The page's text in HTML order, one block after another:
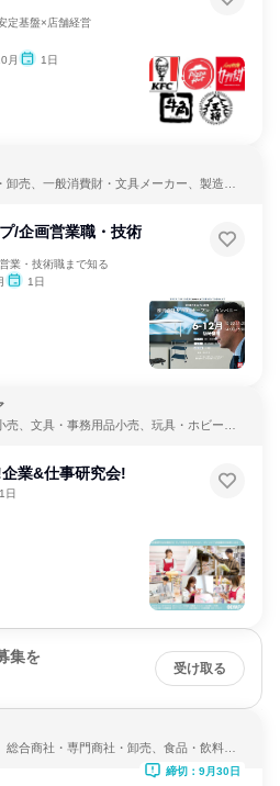
定基盤×店舗経営
月 1日
売、一般消費財・文具メーカー、製造・
/企画営業職・技術
業・技術職まで知る
1日
、文具・事務用品小売、玩具・ホビー用
企業&仕事研究会!
1日
集を
受け取る
総合商社・専門商社・卸売、食品・飲料メ
締切：9月30日